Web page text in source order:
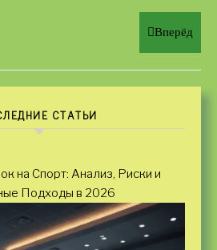
Вперёд
СТАТЬИ
на Спорт: Анализ, Риски и
Подходы в 2026